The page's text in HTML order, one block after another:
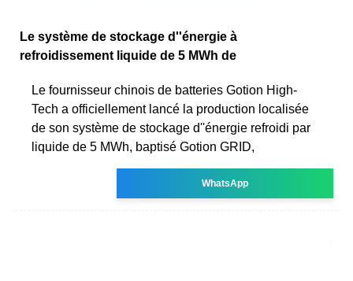
Le système de stockage d''énergie à
refroidissement liquide de 5 MWh de
Le fournisseur chinois de batteries Gotion High-
Tech a officiellement lancé la production localisée
de son système de stockage d''énergie refroidi par
liquide de 5 MWh, baptisé Gotion GRID,
WhatsApp